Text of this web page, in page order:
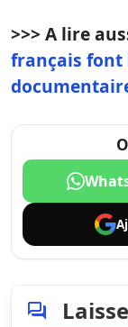
>>> A lire
français font